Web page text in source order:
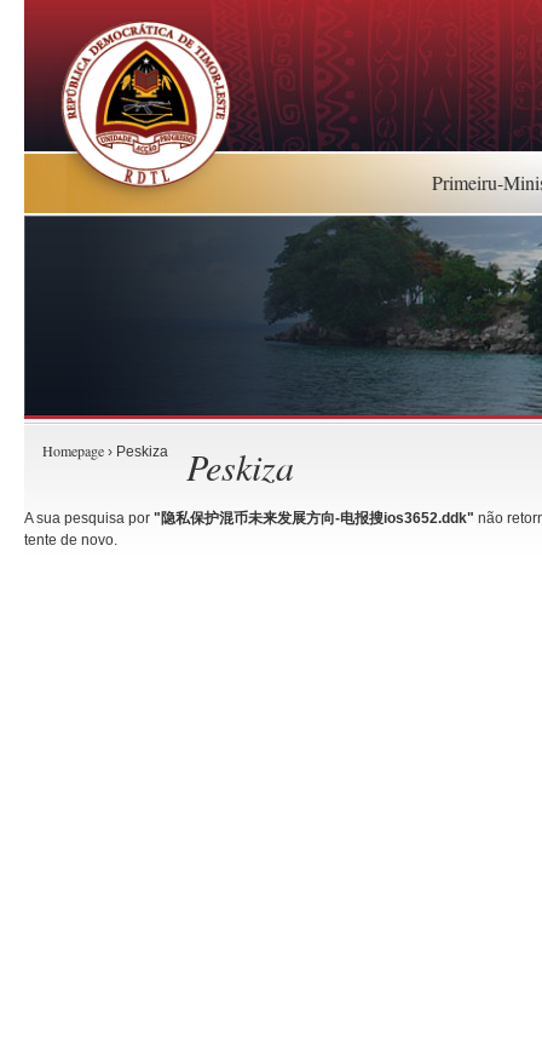
Primeiru-
Homepage › Peskiza Peskiza
A sua pesquisa por "隐私保护混币未来发展方向-电报搜ios3652.ddk" não
tente de novo.